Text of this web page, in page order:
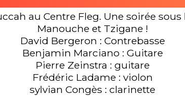
au Centre Fleg. Une soirée
Manouche et Tzigane !
David Bergeron : Contrebasse
Benjamin Marciano : Guitare
Pierre Zeinstra : guitare
Frédéric Ladame : violon
sylvian Congès : clarinette